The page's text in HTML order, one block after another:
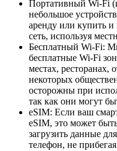
Портативный Wi-Fi
небольшое
аренду или купить и
сеть, используя
Бесплатный Wi-Fi:
бесплатные Wi-Fi
местах, ресторанах,
некоторых
осторожны при
так как они могут
eSIM: Если ваш
eSIM, это может
загрузить данные
телефон, не